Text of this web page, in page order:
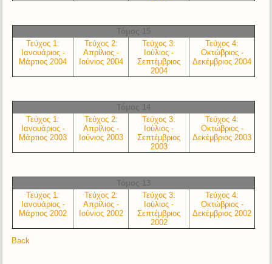
Τεύχος 1:
Ιανουάριος -
Μάρτιος 2004
Τεύχος 2:
Απρίλιος -
Ιούνιος 2004
Τεύχος 3:
Ιούλιος -
Σεπτέμβριος
2004
Τεύχος 4:
Οκτώβριος -
Δεκέμβριος 2004
Τεύχος 1:
Ιανουάριος -
Μάρτιος 2003
Τεύχος 2:
Απρίλιος -
Ιούνιος 2003
Τεύχος 3:
Ιούλιος -
Σεπτέμβριος
2003
Τεύχος 4:
Οκτώβριος -
Δεκέμβριος 2003
Τεύχος 1:
Ιανουάριος -
Μάρτιος 2002
Τεύχος 2:
Απρίλιος -
Ιούνιος 2002
Τεύχος 3:
Ιούλιος -
Σεπτέμβριος
2002
Τεύχος 4:
Οκτώβριος -
Δεκέμβριος 2002
Back